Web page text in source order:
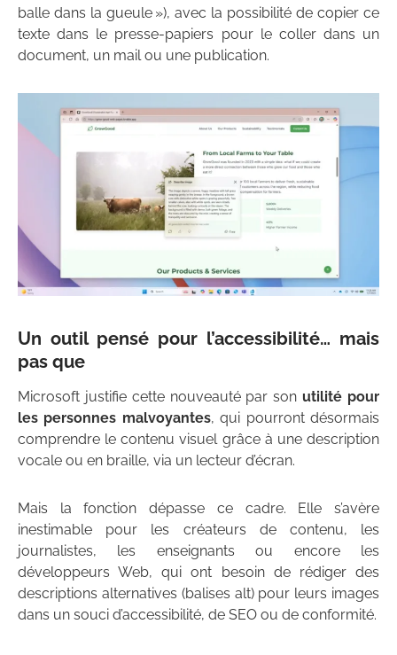
balle dans la gueule »), avec la possibilité de copier ce
texte dans le presse-papiers pour le coller dans un
document, un mail ou une publication.
Un outil pensé pour l’accessibilité… mais
pas que
Microsoft justifie cette nouveauté par son utilité pour
les personnes malvoyantes, qui pourront désormais
comprendre le contenu visuel grâce à une description
vocale ou en braille, via un lecteur d’écran.
Mais la fonction dépasse ce cadre. Elle s’avère
inestimable pour les créateurs de contenu, les
journalistes, les enseignants ou encore les
développeurs Web, qui ont besoin de rédiger des
descriptions alternatives (balises alt) pour leurs images
dans un souci d’accessibilité, de SEO ou de conformité.